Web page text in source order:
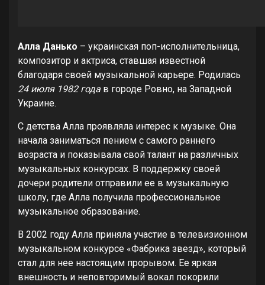
Алла Данько – украинская поп-исполнительница,
композитор и актриса, ставшая известной
благодаря своей музыкальной карьере. Родилась
24 июля 1982 года в городе Ровно, на Западной
Украине.
С детства Алла проявляла интерес к музыке. Она
начала заниматься пением с самого раннего
возраста и показывала свой талант на различных
музыкальных конкурсах. В поддержку своей
дочери родители отправили ее в музыкальную
школу, где Алла получила профессиональное
музыкальное образование.
В 2002 году Алла приняла участие в телевизионном
музыкальном конкурсе «Фабрика звезд», который
стал для нее настоящим прорывом. Ее яркая
внешность и неповторимый вокал покорили